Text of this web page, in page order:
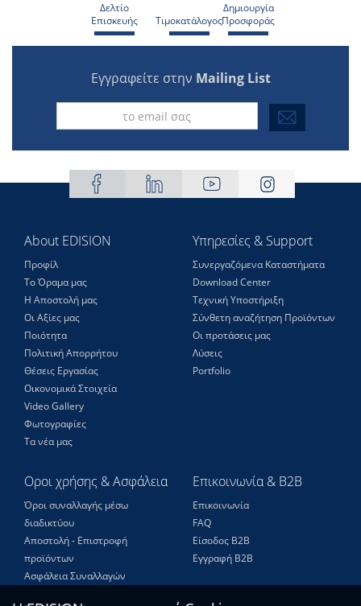
Δελτίο
Επισκευής
Τιμοκατάλογος
Δημιουργία
Προσφοράς
Εγγραφείτε στην Mailing List
About EDISION
Προφίλ
Το Όραμα μας
Η Αποστολή μας
Οι Αξίες μας
Ποιότητα
Πολιτική Απορρήτου
Θέσεις Eργασίας
Οικονομικά Στοιχεία
Video Gallery
Φωτογραφίες
Τα νέα μας
Υπηρεσίες & Support
Συνεργαζόμενα Καταστήματα
Download Center
Τεχνική Υποστήριξη
Σύνθετη αναζήτηση Προϊόντων
Οι προτάσεις μας
Λύσεις
Portfolio
Οροι χρήσης & Ασφάλεια
Όροι συναλλαγής μέσω
διαδικτύου
Αποστολή - Επιστροφή
προϊόντων
Ασφάλεια Συναλλαγών
Επικοινωνία & B2B
Επικοινωνία
FAQ
Είσοδος Β2Β
Εγγραφή Β2Β